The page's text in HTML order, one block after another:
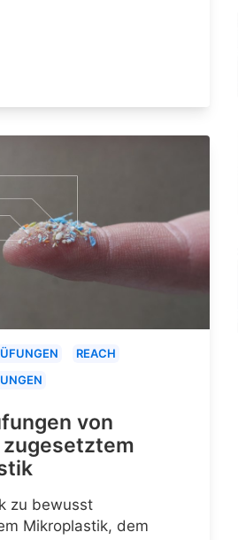
REACH
von
zu bewusst
Mikroplastik, dem